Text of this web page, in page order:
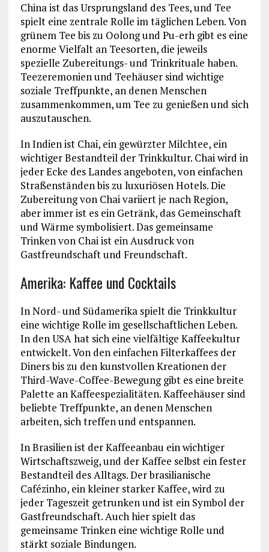
China ist das Ursprungsland des Tees, und Tee
spielt eine zentrale Rolle im täglichen Leben. Von
grünem Tee bis zu Oolong und Pu-erh gibt es eine
enorme Vielfalt an Teesorten, die jeweils
spezielle Zubereitungs- und Trinkrituale haben.
Teezeremonien und Teehäuser sind wichtige
soziale Treffpunkte, an denen Menschen
zusammenkommen, um Tee zu genießen und sich
auszutauschen.
In Indien ist Chai, ein gewürzter Milchtee, ein
wichtiger Bestandteil der Trinkkultur. Chai wird in
jeder Ecke des Landes angeboten, von einfachen
Straßenständen bis zu luxuriösen Hotels. Die
Zubereitung von Chai variiert je nach Region,
aber immer ist es ein Getränk, das Gemeinschaft
und Wärme symbolisiert. Das gemeinsame
Trinken von Chai ist ein Ausdruck von
Gastfreundschaft und Freundschaft.
Amerika: Kaffee und Cocktails
In Nord- und Südamerika spielt die Trinkkultur
eine wichtige Rolle im gesellschaftlichen Leben.
In den USA hat sich eine vielfältige Kaffeekultur
entwickelt. Von den einfachen Filterkaffees der
Diners bis zu den kunstvollen Kreationen der
Third-Wave-Coffee-Bewegung gibt es eine breite
Palette an Kaffeespezialitäten. Kaffeehäuser sind
beliebte Treffpunkte, an denen Menschen
arbeiten, sich treffen und entspannen.
In Brasilien ist der Kaffeeanbau ein wichtiger
Wirtschaftszweig, und der Kaffee selbst ein fester
Bestandteil des Alltags. Der brasilianische
Cafézinho, ein kleiner starker Kaffee, wird zu
jeder Tageszeit getrunken und ist ein Symbol der
Gastfreundschaft. Auch hier spielt das
gemeinsame Trinken eine wichtige Rolle und
stärkt soziale Bindungen.